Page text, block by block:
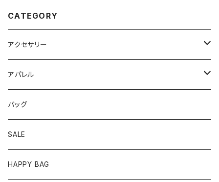
CATEGORY
アクセサリー
ピアス
イヤリング
リング
バングル/ブレスレット
アパレル
トップス
ワンピース
ボトムス
バッグ
SALE
HAPPY BAG